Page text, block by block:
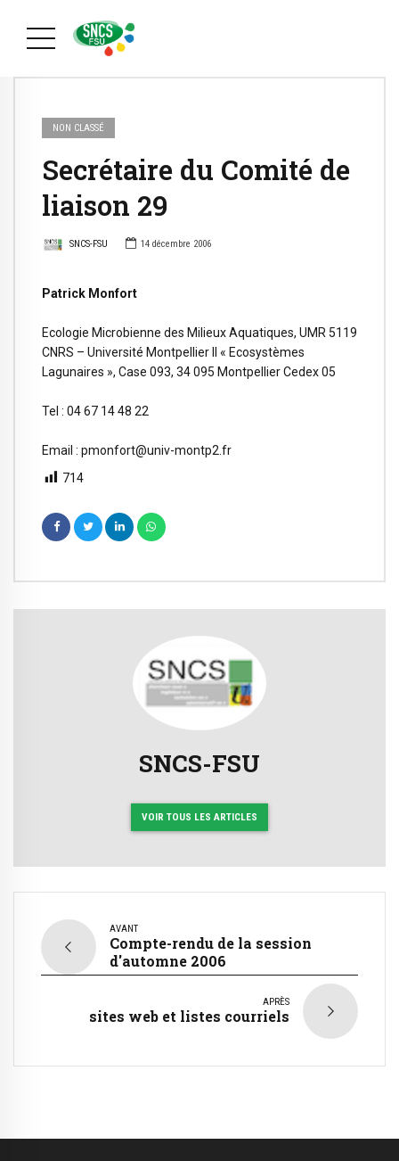
NON CLASSÉ
Secrétaire du Comité de
liaison 29
SNCS-FSU 14 décembre 2006
Patrick Monfort
Ecologie Microbienne des Milieux Aquatiques, UMR 5119
CNRS – Université Montpellier II « Ecosystèmes
Lagunaires », Case 093, 34 095 Montpellier Cedex 05
Tel : 04 67 14 48 22
Email : pmonfort@univ-montp2.fr
714
SNCS-FSU
VOIR TOUS LES ARTICLES
AVANT
Compte-rendu de la session
d'automne 2006
APRÈS
sites web et listes courriels